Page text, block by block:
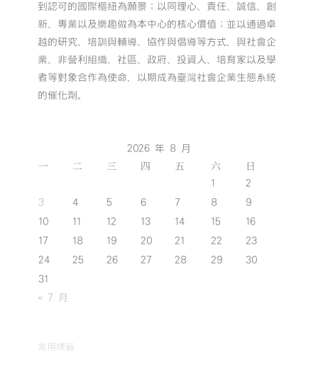
到認可的國際樞紐為願景；以同理心、責任、誠信、創
新、專業以及樂趣做為本中心的核心價值；並以通過卓
越的研究、培訓與輔導、協作與倡導等方式，與社會企
業、非營利組織、社區、政府、投資人、培育家以及學
者等對象合作為使命，以期成為臺灣社會企業生態系統
的催化劑。
2026 年 8 月
一 二 三 四 五 六 日
1
2
3
4 5 6 7 8
9
10
11 12 13 14 15
16
17
18 19 20 21 22
23
24
25 26 27 28 29
30
31
« 7 月
常用標籤